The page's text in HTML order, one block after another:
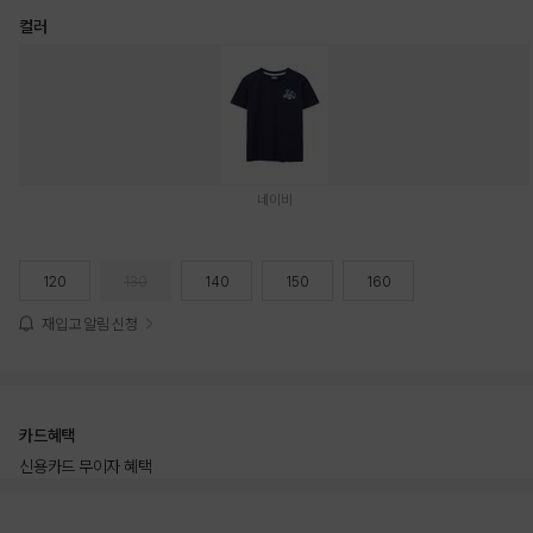
컬러
네이비
120 140 150 160
재입고 알림 신청
카드혜택
신용카드 무이자 혜택